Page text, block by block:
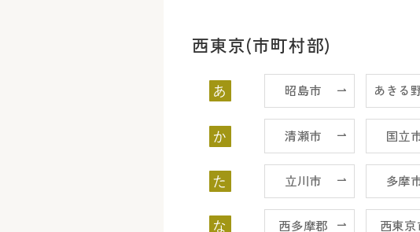
西東京(市町村部)
あ 昭島市 あきる
か 清瀬市 国立
た 立川市 多摩
な 西多摩郡 西東京